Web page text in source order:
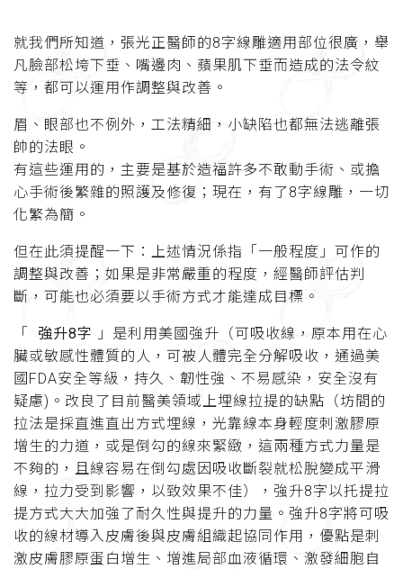
就我們所知道，張光正醫師的8字線雕適用部位很廣，舉
凡臉部松垮下垂、嘴邊肉、蘋果肌下垂而造成的法令紋
等，都可以運用作調整與改善。
眉、眼部也不例外，工法精細，小缺陷也都無法逃離張
帥的法眼。
有這些運用的，主要是基於造福許多不敢動手術、或擔
心手術後繁雜的照護及修復；現在，有了8字線雕，一切
化繁為簡。
但在此須提醒一下：上述情況係指「一般程度」可作的
調整與改善；如果是非常嚴重的程度，經醫師評估判
斷，可能也必須要以手術方式才能達成目標。
「 強升8字
」是利用美國強升（可吸收線，原本用在心
臟或敏感性體質的人，可被人體完全分解吸收，通過美
國FDA安全等級，持久、韌性強、不易感染，安全沒有
疑慮)。改良了目前醫美領域上埋線拉提的缺點（坊間的
拉法是採直進直出方式埋線，光靠線本身輕度刺激膠原
增生的力道，或是倒勾的線來緊緻，這兩種方式力量是
不夠的，且線容易在倒勾處因吸收斷裂就松脫變成平滑
線，拉力受到影響，以致效果不佳），強升8字以托提拉
提方式大大加強了耐久性與提升的力量。強升8字將可吸
收的線材導入皮膚後與皮膚組織起協同作用，優點是刺
激皮膚膠原蛋白增生、增進局部血液循環、激發細胞自